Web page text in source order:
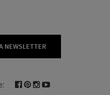
NEWSLETTER